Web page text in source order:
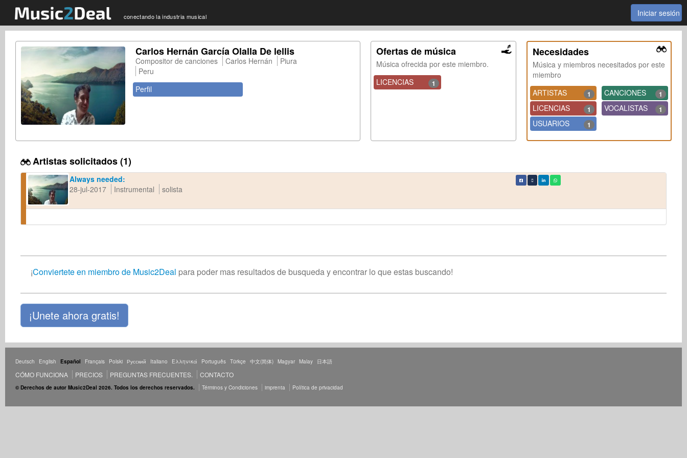
conectando la industria musical Iniciar sesión
Carlos Hernán García Olalla De lellis
Compositor de canciones Carlos Hernán
Piura
Peru
Perfil
Ofertas de música
Música ofrecida por este miembro.
LICENCIAS
1
Necesidades
Música y miembros necesitados por este
miembro
ARTISTAS
1 CANCIONES 1
LICENCIAS 1 VOCALISTAS 1
USUARIOS 1
Artistas solicitados (1)
Always needed:
28-jul-2017
Instrumental solista
¡Conviertete en miembro de Music2Deal para poder mas resultados de busqueda y encontrar lo que estas buscando!
¡Unete ahora gratis!
Deutsch English Español Français Polski Русский Italiano Ελληνικά Português Türkçe 中文(简体) Magyar Malay 日本語
CÓMO FUNCIONA PRECIOS PREGUNTAS FRECUENTES. CONTACTO
© Derechos de autor Music2Deal 2026. Todos los derechos reservados. Términos y Condiciones imprenta Política de privacidad